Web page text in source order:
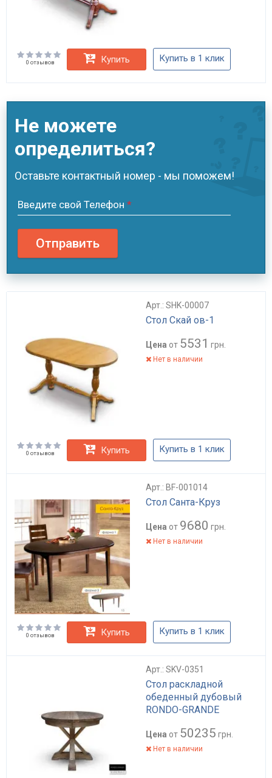
0 отзывов Купить Купить в 1 клик
Не можете
определиться?
Оставьте контактный номер - мы поможем!
Введите свой Телефон *
Отправить
Арт.: SHK-00007
Стол Скай ов-1
Цена от 5531 грн.
Нет в наличии
0 отзывов Купить Купить в 1 клик
Арт.: BF-001014
Стол Санта-Круз
Цена от 9680 грн.
Нет в наличии
0 отзывов Купить Купить в 1 клик
Арт.: SKV-0351
Стол раскладной
обеденный дубовый
RONDO-GRANDE
Цена от 50235 грн.
Нет в наличии